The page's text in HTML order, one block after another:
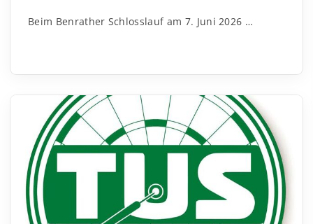
Beim Benrather Schlosslauf am 7. Juni 2026 …